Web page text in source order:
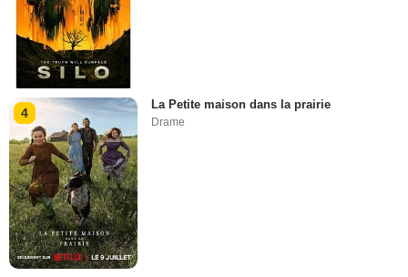
4
La Petite maison dans la prairie
Drame